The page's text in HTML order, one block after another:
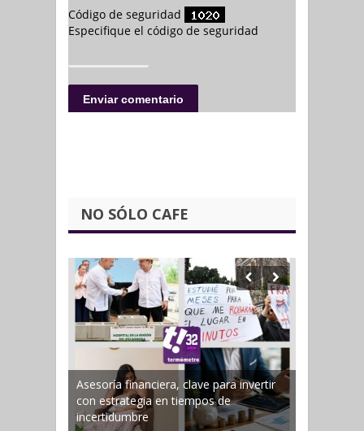
NO SÓLO CAFE
Asesoría financiera, clave para invertir
con estrategia en tiempos de
incertidumbre